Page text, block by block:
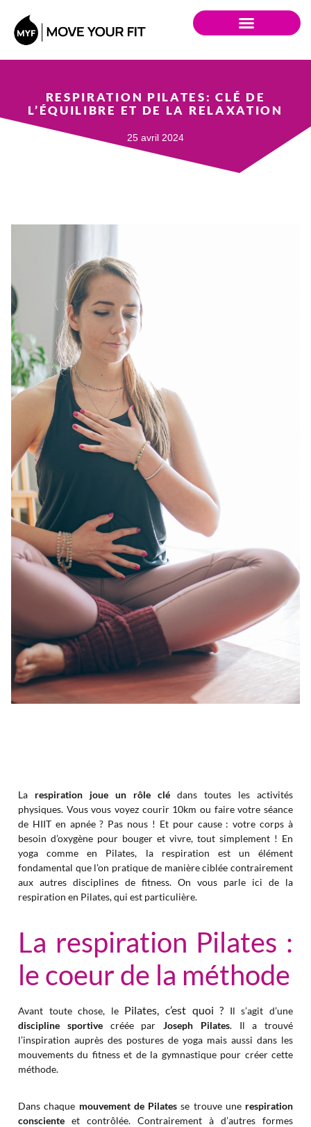
RESPIRATION PILATES: CLÉ DE
L’ÉQUILIBRE ET DE LA RELAXATION
25 avril 2024
La respiration joue un rôle clé dans toutes les activités
physiques. Vous vous voyez courir 10km ou faire votre séance
de HIIT en apnée ? Pas nous ! Et pour cause : votre corps à
besoin d’oxygène pour bouger et vivre, tout simplement ! En
yoga comme en Pilates, la respiration est un élément
fondamental que l’on pratique de manière ciblée contrairement
aux autres disciplines de fitness. On vous parle ici de la
respiration en Pilates, qui est particulière.
La respiration Pilates :
le coeur de la méthode
Avant toute chose, le Pilates, c’est quoi ? Il s’agit d’une
discipline sportivecréée par Joseph Pilates. Il a trouvé
l’inspiration auprès des postures de yoga mais aussi dans les
mouvements du fitness et de la gymnastique pour créer cette
méthode.
Dans chaque mouvement de Pilates se trouve unerespiration
consciente et contrôlée. Contrairement à d’autres formes